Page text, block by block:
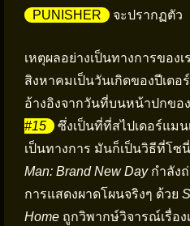
PUNISHER
จะปรากฏตัว
เหตุผลอย่างเป็นทางการของ
สิงหาคมเป็นวันเกิดของปีเตอ
อ้างอิงจากวันที่บนหน้าปกของ
#15
ซึ่งเป็นที่ที่สไปเดอร์แม
เป็นทางการ มันก็เป็นวิธีที่โซ
Man: Brand New Dayกำลัง
การแสดงผาดโผนจริงๆ ด้วย
Home ถูกวิพากษ์วิจารณ์เรื่อ